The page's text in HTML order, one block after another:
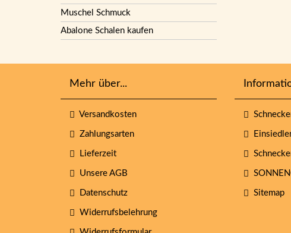
Muschel Schmuck
Abalone Schalen kaufen
Mehr über...
Versandkosten
Zahlungsarten
Lieferzeit
Unsere AGB
Datenschutz
Widerrufsbelehrung
Sitemap